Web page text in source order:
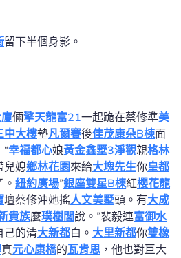
留下半個身影。
倆擎天龍富21一起跪在蔡修準美
中大樓墊凡爾賽後佳茂康朵B棟面
“幸福都心娘黃金鑫墅3淨觀親格林
兒媳鄉林花園來給大塊先生你皇都
紐約廣場”銀座雙星B棟紅櫻花龍
壇蔡修沖她搖人文美墅頭。有大成
貴族麼璞樹閭說。”裴毅連富御水
己的清大新都白。 大里新都你雙橡
真元心康橋的瓦肯思 ，他也對巨大